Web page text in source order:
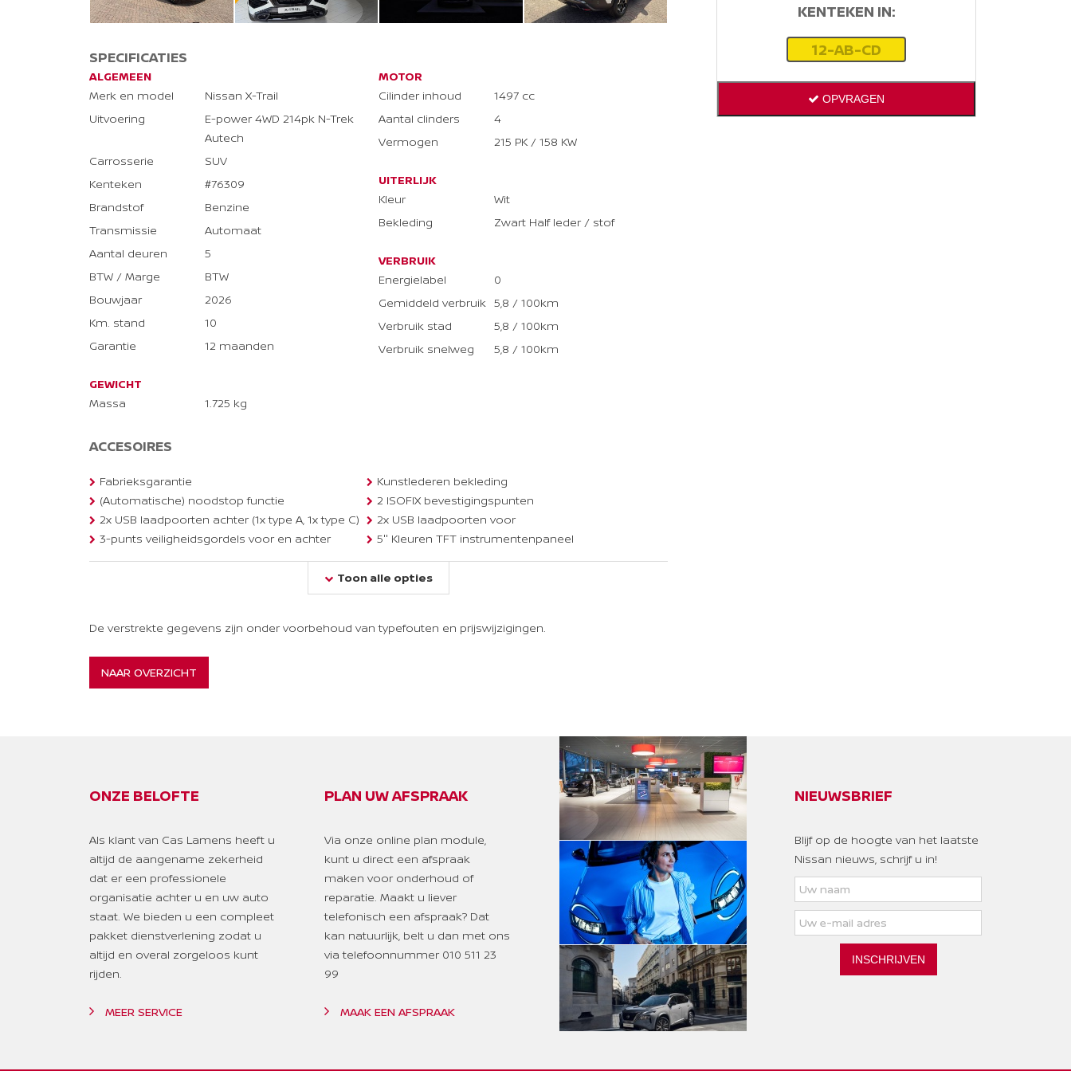
SPECIFICATIES
ALGEMEEN
Merk en model
Nissan X-Trail
Uitvoering
E-power 4WD 214pk N-Trek
Autech
Carrosserie
SUV
Kenteken
#76309
Brandstof
Benzine
Transmissie
Automaat
Aantal deuren
5
BTW / Marge
BTW
Bouwjaar
2026
Km. stand
10
Garantie
12 maanden
GEWICHT
Massa
1.725 kg
MOTOR
Cilinder inhoud
1497 cc
Aantal clinders
4
Vermogen
215 PK / 158 KW
UITERLIJK
Kleur
Wit
Bekleding
Zwart Half leder / stof
VERBRUIK
Energielabel
0
Gemiddeld verbruik 5,8 / 100km
Verbruik stad
5,8 / 100km
Verbruik snelweg
5,8 / 100km
ACCESOIRES
Fabrieksgarantie
Kunstlederen bekleding
(Automatische) noodstop functie
2 ISOFIX bevestigingspunten
2x USB laadpoorten achter (1x type A, 1x type C)
2x USB laadpoorten voor
3-punts veiligheidsgordels voor en achter
5'' Kleuren TFT instrumentenpaneel
infotainmentsysteem
12V aansluitingen voor en in de bagageruimte
ABS (Anti-blokkeersysteem)
ABS/EBD/ESP/Hill Start Assist
(60/40)
afstandsmarkering
Automatische airconditioning met gescheiden
Automatisch inklapbare buitenspiegels
Auto Speed Control Device (ASCD)
Auto Speed Limit (ASL)
Bagage afdekscherm
Bandenreparatieset
Bandenspanningscontrolesysteem (TPMS)
Bekerhouder voor (2x)
Blind Junction View (BJV)
Blind Spot Warning & Intervention (BSW + BSI)
Bluetooth
Breakdown call
Buitenspiegels elektrisch inklapbaar
Buitenspiegels elektrisch verstelbaar en
verwarmbaar
Centrale deurvergrendeling met
afstandsbediening
Chassis Control Systeem (Active Trace Control,
Cruise control en speedlimiter met
Toon alle opties
De verstrekte gegevens zijn onder voorbehoud van typefouten en prijswijzigingen.
NAAR OVERZICHT
KENTEKEN IN:
OPVRAGEN
ONZE BELOFTE
Als klant van Cas Lamens heeft u
altijd de aangename zekerheid
dat er een professionele
organisatie achter u en uw auto
staat. We bieden u een compleet
pakket dienstverlening zodat u
altijd en overal zorgeloos kunt
rijden.
MEER SERVICE
PLAN UW AFSPRAAK
Via onze online plan module,
kunt u direct een afspraak
maken voor onderhoud of
reparatie. Maakt u liever
telefonisch een afspraak? Dat
kan natuurlijk, belt u dan met ons
via telefoonnummer 010 511 23
99
MAAK EEN AFSPRAAK
NIEUWSBRIEF
Blijf op de hoogte van het laatste
Nissan nieuws, schrijf u in!
INSCHRIJVEN